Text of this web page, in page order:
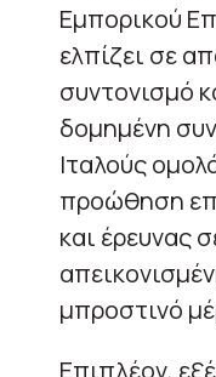
Εμπορικού
ελπίζει σε
συντονισμό
δομημένη
Ιταλούς
προώθηση
και έρευνας
μπροστινό
Επιπλέον,